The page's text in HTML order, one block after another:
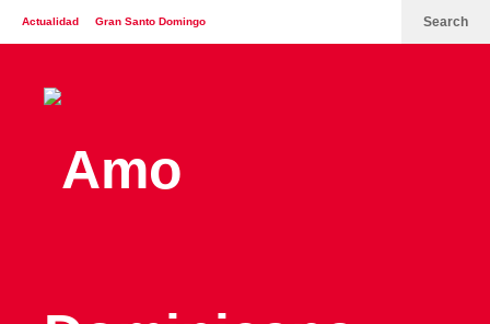
Actualidad Gran Santo Domingo
Contáctenos
Search